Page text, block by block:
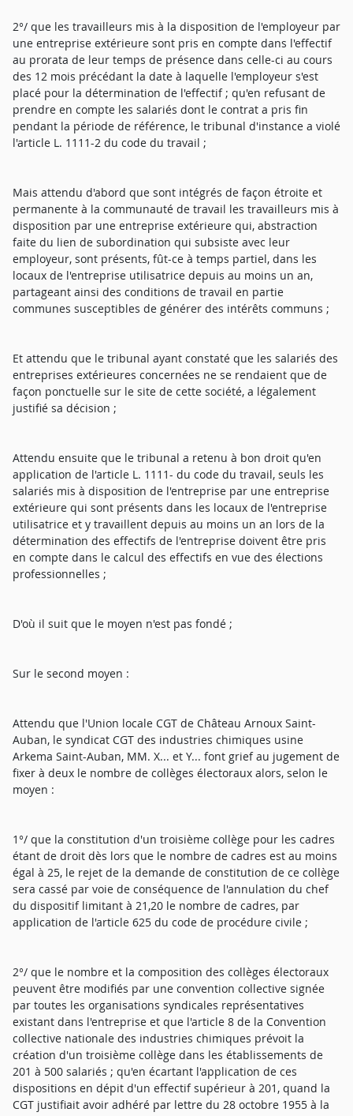
2°/ que les travailleurs mis à la disposition de l'employeur par
une entreprise extérieure sont pris en compte dans l'effectif
au prorata de leur temps de présence dans celle-ci au cours
des 12 mois précédant la date à laquelle l'employeur s'est
placé pour la détermination de l'effectif ; qu'en refusant de
prendre en compte les salariés dont le contrat a pris fin
pendant la période de référence, le tribunal d'instance a violé
l'article L. 1111-2 du code du travail ;
Mais attendu d'abord que sont intégrés de façon étroite et
permanente à la communauté de travail les travailleurs mis à
disposition par une entreprise extérieure qui, abstraction
faite du lien de subordination qui subsiste avec leur
employeur, sont présents, fût-ce à temps partiel, dans les
locaux de l'entreprise utilisatrice depuis au moins un an,
partageant ainsi des conditions de travail en partie
communes susceptibles de générer des intérêts communs ;
Et attendu que le tribunal ayant constaté que les salariés des
entreprises extérieures concernées ne se rendaient que de
façon ponctuelle sur le site de cette société, a légalement
justifié sa décision ;
Attendu ensuite que le tribunal a retenu à bon droit qu'en
application de l'article L. 1111- du code du travail, seuls les
salariés mis à disposition de l'entreprise par une entreprise
extérieure qui sont présents dans les locaux de l'entreprise
utilisatrice et y travaillent depuis au moins un an lors de la
détermination des effectifs de l'entreprise doivent être pris
en compte dans le calcul des effectifs en vue des élections
professionnelles ;
D'où il suit que le moyen n'est pas fondé ;
Sur le second moyen :
Attendu que l'Union locale CGT de Château Arnoux Saint-
Auban, le syndicat CGT des industries chimiques usine
Arkema Saint-Auban, MM. X... et Y... font grief au jugement de
fixer à deux le nombre de collèges électoraux alors, selon le
moyen :
1°/ que la constitution d'un troisième collège pour les cadres
étant de droit dès lors que le nombre de cadres est au moins
égal à 25, le rejet de la demande de constitution de ce collège
sera cassé par voie de conséquence de l'annulation du chef
du dispositif limitant à 21,20 le nombre de cadres, par
application de l'article 625 du code de procédure civile ;
2°/ que le nombre et la composition des collèges électoraux
peuvent être modifiés par une convention collective signée
par toutes les organisations syndicales représentatives
existant dans l'entreprise et que l'article 8 de la Convention
collective nationale des industries chimiques prévoit la
création d'un troisième collège dans les établissements de
201 à 500 salariés ; qu'en écartant l'application de ces
dispositions en dépit d'un effectif supérieur à 201, quand la
CGT justifiait avoir adhéré par lettre du 28 octobre 1955 à la